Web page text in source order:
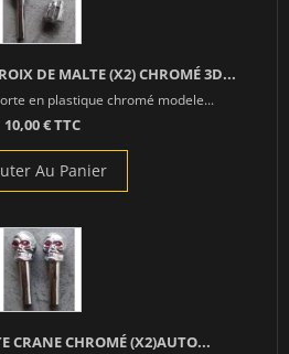
DE MALTE (X2) CHROMÉ 3D...
en plastique chromé modele...
10,00 € TTC
Au Panier
CRANE CHROMÉ (X2)AUTO...